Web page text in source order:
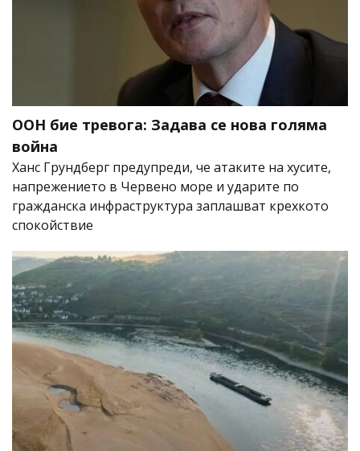
ООН бие тревога: Задава се нова голяма
война
Ханс Грундберг предупреди, че атаките на хусите,
напрежението в Червено море и ударите по
гражданска инфраструктура заплашват крехкото
спокойствие